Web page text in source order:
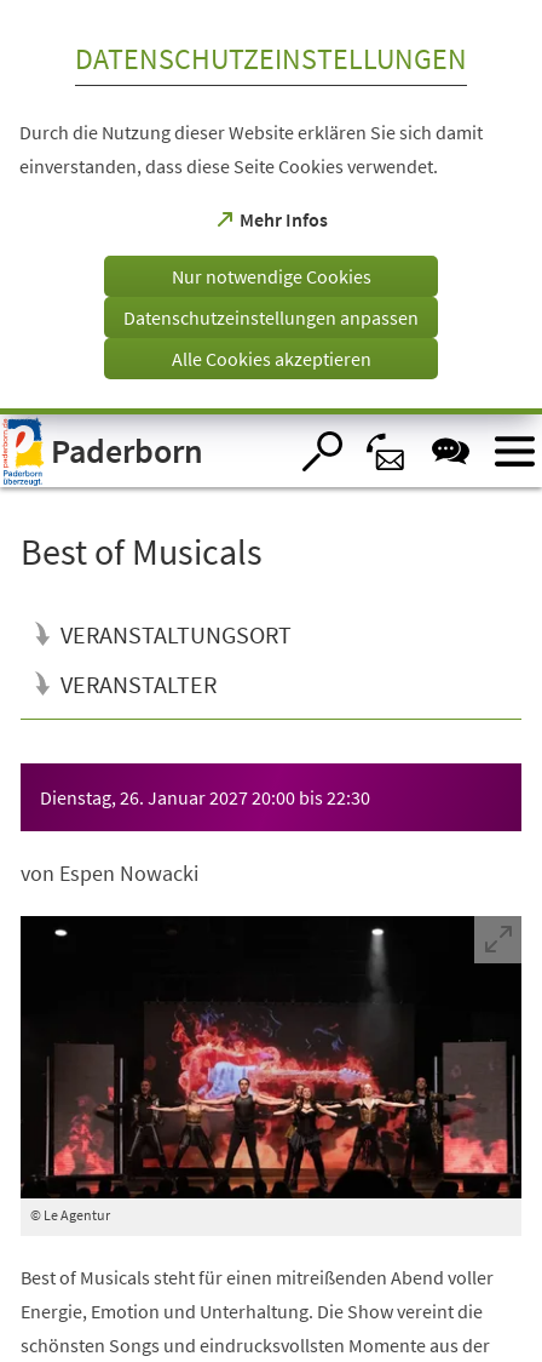
Visuelle
Assistenzsoftware
öffnen.
DATENSCHUTZEINSTELLUNGEN
Durch die Nutzung dieser Website erklären Sie sich damit
einverstanden, dass diese Seite Cookies verwendet.
Mehr Infos
(Öffnet
einem
Tab)
Nur notwendige Cookies
Datenschutzeinstellungen anpassen
Alle Cookies akzeptieren
Paderborn
Best of Musicals
VERANSTALTUNGSORT
VERANSTALTER
Dienstag, 26. Januar 202720:00 bis22:30
von Espen Nowacki
© Le Agentur
Best of Musicals steht für einen mitreißenden Abend voller
Energie, Emotion und Unterhaltung. Die Show vereint die
schönsten Songs und eindrucksvollsten Momente aus der